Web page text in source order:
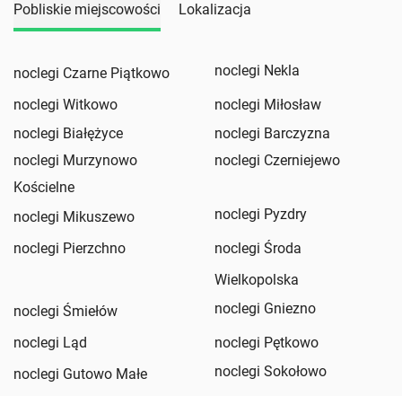
Pobliskie miejscowości Lokalizacja
noclegi Czarne Piątkowo
noclegi Nekla
noclegi Witkowo
noclegi Miłosław
noclegi Białężyce
noclegi Barczyzna
noclegi Murzynowo
Kościelne
noclegi Czerniejewo
noclegi Mikuszewo
noclegi Pyzdry
noclegi Pierzchno
noclegi Środa
Wielkopolska
noclegi Śmiełów
noclegi Gniezno
noclegi Ląd
noclegi Pętkowo
noclegi Gutowo Małe
noclegi Sokołowo